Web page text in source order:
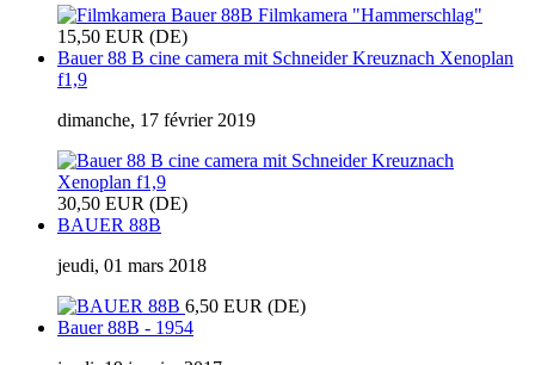
15,50 EUR (DE)
Bauer 88 B cine camera mit Schneider Kreuznach Xenoplan
f1,9
dimanche, 17 février 2019
30,50 EUR (DE)
BAUER 88B
jeudi, 01 mars 2018
6,50 EUR (DE)
Bauer 88B - 1954